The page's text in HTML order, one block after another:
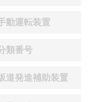
動運転装置
類番号
道発進補助装置